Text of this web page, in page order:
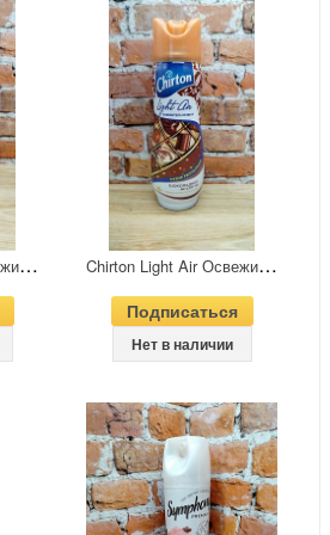
C
hirton Light Air Освежитель воздуха сухого распыления Цветочная фантазия 300 мл C
hirton Light Air Освежитель воздуха сухого распыления Шоколадное ассорти 300 мл
Подписаться
Нет в наличии